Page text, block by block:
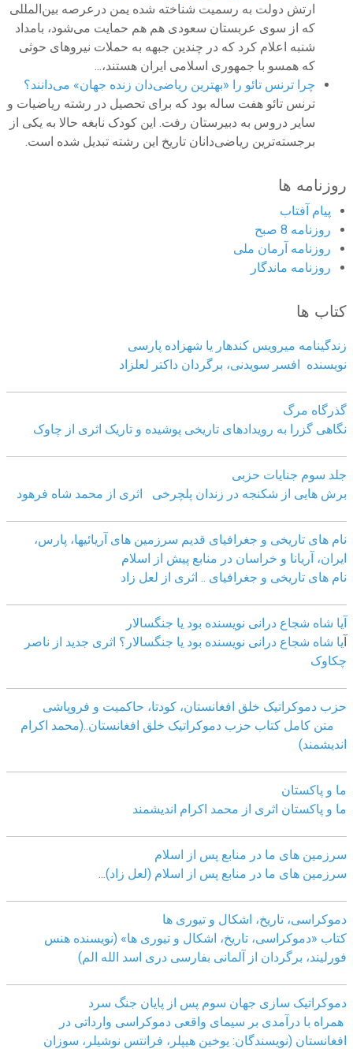
ارتش دولت به رسمیت شناخته شده یمن درعرصه بین‌المللی
که از سوی عربستان سعودی هم هم حمایت می‌شود، بامداد
شنبه اعلام کرد که در چندین جبهه به حملات نیروهای حوثی
که همسو با جمهوری اسلامی ایران هستند،...
چرا ترنس تائو را «بهترین ریاضی‌دان زنده جهان» می‌دانند؟
ترنس تائو هفت ساله بود که برای تحصیل در رشته ریاضیات و
سایر دروس به دبیرستان رفت. این کودک نابغه حالا به یکی از
برجسته‌ترین ریاضی‌دانان تاریخ این رشته تبدیل شده است.
روزنامه ها
پیام آفتاب
روزنامه 8 صبح
روزنامه آرمان ملى
روزنامه ماندگار
کتاب ها
زندگینامه میرویس کندهار یا شهزاده پارسی
نویسنده افسر سویدنی، برگردان داکتر لعلزاد
گذرگاه مرگ
نگاهی گزرا به رویدادهای تاریخی پوشیده و تاریک اثری از چاوک
جلد سوم جنایات حزبی
برش هایی از شکنجه در زندان پلچرخی اثری از محمد شاه فرهود
نام های تاریخی و جغرافیای قدیم سرزمین های آریائیها، پارس،
ایران، آریانا و خراسان در منابع پیش از اسلام
نام های تاریخی و جغرافیای .. اثری از لعل زاد
آیا شاه شجاع درانی نویسنده بود یا جنگسالار
آیا شاه شجاع درانی نویسنده بود یا جنگسالار؟ اثری جدید از ناصر
چکاوک
حزب دموکراتیک خلق افغانستان، کودتا، حاکمیت و فروپاشی
متن کامل کتاب حزب دموکراتیک خلق افغانستان..(محمد اکرام
اندیشمند)
ما و پاکستان
ما و پاکستان اثری از محمد اکرام اندیشمند
سرزمین های ما در منابع پس از اسلام
سرزمین های ما در منابع پس از اسلام (لعل زاد)
دموکراسی، تاريخ، اشکال و تيوری ها
کتاب «دموکراسی، تاريخ، اشکال و تيوری ها» (نويسنده هنس
فورليند، برگردان از آلمانی بفارسی دری اسد الله الم)
دموکراتیک سازی جهان سوم پس از پایان جنگ سرد
همراه با درآمدی بر سیمای واقعی دموکراسی وارداتی در
افغانستان (نویسندگان: یوخین هیپلر، فرانتس نوشیلر، سوزان